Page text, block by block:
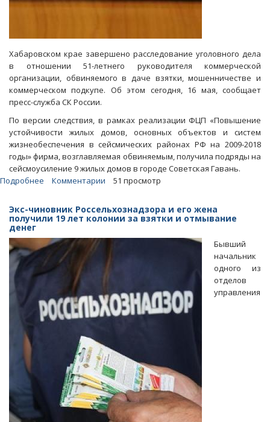
Хабаровском крае завершено расследование уголовного дела
в отношении 51-летнего руководителя коммерческой
организации, обвиняемого в даче взятки, мошенничестве и
коммерческом подкупе. Об этом сегодня, 16 мая, сообщает
пресс-служба СК России.
По версии следствия, в рамках реализации ФЦП «Повышение
устойчивости жилых домов, основных объектов и систем
жизнеобеспечения в сейсмических районах РФ на 2009-2018
годы» фирма, возглавляемая обвиняемым, получила подряды на
сейсмоусиление 9 жилых домов в городе Советская Гавань.
Подробнее
Советской
Гавани
судить
подкупившего
чиновника
бизнесмена
Комментарии 51 просмотр
Экс-чиновник Россельхознадзора и его жена
получили 19 лет колонии за взятки и отмывание
денег
Бывший
начальник
одного из
отделов
управления